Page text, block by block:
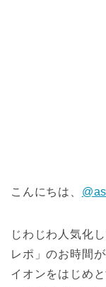
こんにちは、
じわじわ人気化
レポ」のお時間
イオンをはじめ